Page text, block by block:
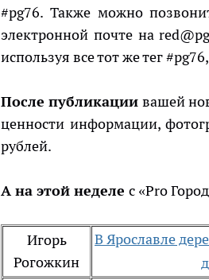
#pg76. Также можно
электронной почте на
используя все тот же тег
После публикации вашей
ценности информации,
рублей.
А на этой неделе с «Pro
Игорь
Рогожкин
В Ярославле